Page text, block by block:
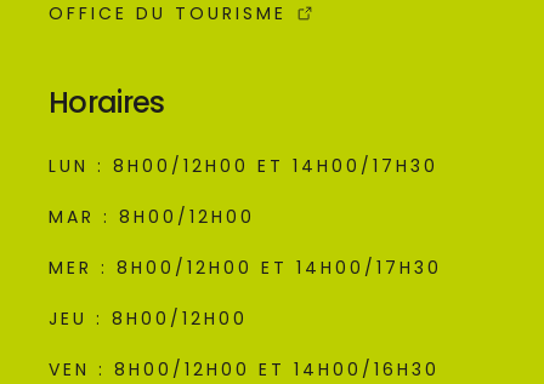
OFFICE DU TOURISME
Horaires
LUN : 8H00/12H00 ET 14H00/17H30
MAR : 8H00/12H00
MER : 8H00/12H00 ET 14H00/17H30
JEU : 8H00/12H00
VEN : 8H00/12H00 ET 14H00/16H30